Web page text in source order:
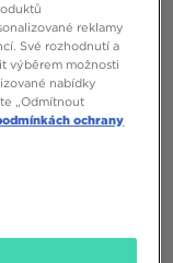
reklamy
Své rozhodnutí a
výběrem možnosti
nabídky
„Odmítnout
ochrany